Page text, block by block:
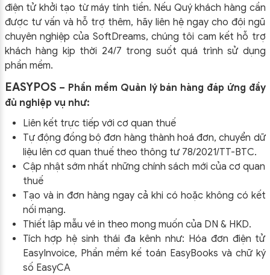
điện tử khởi tạo từ máy tính tiền. Nếu Quý khách hàng cần
được tư vấn và hỗ trợ thêm, hãy liên hệ ngay cho đội ngũ
chuyên nghiệp của SoftDreams, chúng tôi cam kết hỗ trợ
khách hàng kịp thời 24/7 trong suốt quá trình sử dụng
phần mềm.
EASYPOS – Phần mềm Quản lý bán hàng đáp ứng đầy
đủ nghiệp vụ như:
Liên kết trực tiếp với cơ quan thuế
Tự động đồng bộ đơn hàng thành hoá đơn, chuyển dữ
liệu lên cơ quan thuế theo thông tư 78/2021/TT-BTC.
Cập nhật sớm nhất những chính sách mới của cơ quan
thuế
Tạo và in đơn hàng ngay cả khi có hoặc không có kết
nối mạng.
Thiết lập mẫu vé in theo mong muốn của DN & HKD.
Tích hợp hệ sinh thái đa kênh như: Hóa đơn điện tử
EasyInvoice, Phần mềm kế toán EasyBooks và chữ ký
số EasyCA